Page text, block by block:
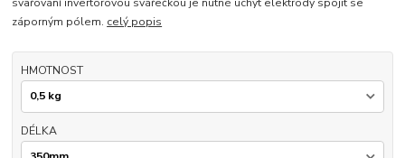
svařování invertorovou svářečkou je nutné úchyt elektrody spojit se
záporným pólem. celý popis
HMOTNOST
DÉLKA